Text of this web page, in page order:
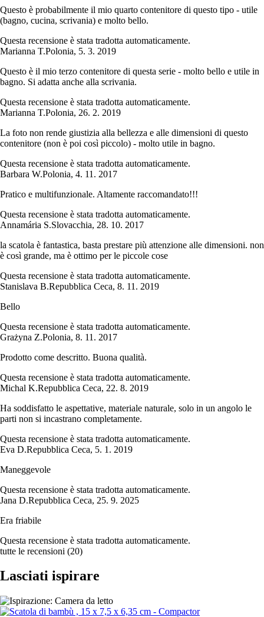
Questo è probabilmente il mio quarto contenitore di questo tipo - utile
(bagno, cucina, scrivania) e molto bello.
Questa recensione è stata tradotta automaticamente.
Marianna T.Polonia, 5. 3. 2019
Questo è il mio terzo contenitore di questa serie - molto bello e utile in
bagno. Si adatta anche alla scrivania.
Questa recensione è stata tradotta automaticamente.
Marianna T.Polonia, 26. 2. 2019
La foto non rende giustizia alla bellezza e alle dimensioni di questo
contenitore (non è poi così piccolo) - molto utile in bagno.
Questa recensione è stata tradotta automaticamente.
Barbara W.Polonia, 4. 11. 2017
Pratico e multifunzionale. Altamente raccomandato!!!
Questa recensione è stata tradotta automaticamente.
Annamária S.Slovacchia, 28. 10. 2017
la scatola è fantastica, basta prestare più attenzione alle dimensioni. non
è così grande, ma è ottimo per le piccole cose
Questa recensione è stata tradotta automaticamente.
Stanislava B.Repubblica Ceca, 8. 11. 2019
Bello
Questa recensione è stata tradotta automaticamente.
Grażyna Z.Polonia, 8. 11. 2017
Prodotto come descritto. Buona qualità.
Questa recensione è stata tradotta automaticamente.
Michal K.Repubblica Ceca, 22. 8. 2019
Ha soddisfatto le aspettative, materiale naturale, solo in un angolo le
parti non si incastrano completamente.
Questa recensione è stata tradotta automaticamente.
Eva D.Repubblica Ceca, 5. 1. 2019
Maneggevole
Questa recensione è stata tradotta automaticamente.
Jana D.Repubblica Ceca, 25. 9. 2025
Era friabile
Questa recensione è stata tradotta automaticamente.
tutte le recensioni (20)
Lasciati ispirare